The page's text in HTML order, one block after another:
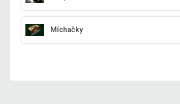
Míchačky